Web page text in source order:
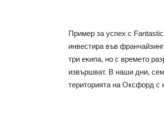
Пример за успех с
инвестира във
три екипа, но с времето
извършват. В наши дни,
територията на Оксфорд с